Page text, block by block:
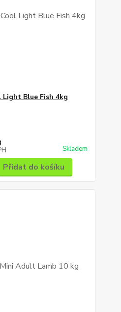
Light Blue Fish 4kg
Skladem
Přidat do košíku